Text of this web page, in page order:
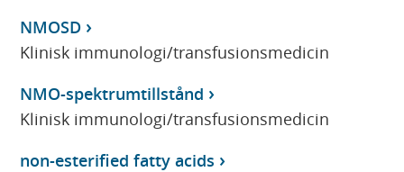
NMOSD
Klinisk immunologi/transfusionsmedicin
NMO-spektrumtillstånd
Klinisk immunologi/transfusionsmedicin
non-esterified fatty acids